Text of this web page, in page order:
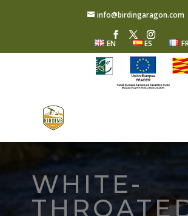
info@birdingaragon.com
EN ES
WHITE-